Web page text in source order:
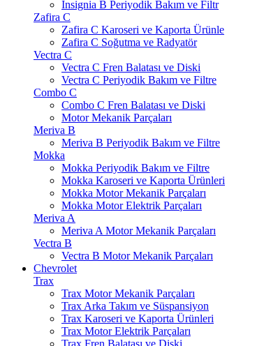
İnsignia B Periyodik Bakım ve Filtr
Zafira C
Zafira C Karoseri ve Kaporta Ürünle
Zafira C Soğutma ve Radyatör
Vectra C
Vectra C Fren Balatası ve Diski
Vectra C Periyodik Bakım ve Filtre
Combo C
Combo C Fren Balatası ve Diski
Motor Mekanik Parçaları
Meriva B
Meriva B Periyodik Bakım ve Filtre
Mokka
Mokka Periyodik Bakım ve Filtre
Mokka Karoseri ve Kaporta Ürünleri
Mokka Motor Mekanik Parçaları
Mokka Motor Elektrik Parçaları
Meriva A
Meriva A Motor Mekanik Parçaları
Vectra B
Vectra B Motor Mekanik Parçaları
Chevrolet
Trax
Trax Motor Mekanik Parçaları
Trax Arka Takım ve Süspansiyon
Trax Karoseri ve Kaporta Ürünleri
Trax Motor Elektrik Parçaları
Trax Fren Balatası ve Diski